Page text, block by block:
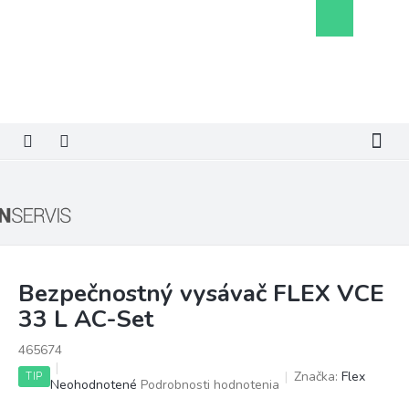
košík
Bezpečnostný vysávač FLEX VCE
33 L AC-Set
465674
TIP Priemerné
Neohodnotené Podrobnosti hodnotenia Značka:Flex